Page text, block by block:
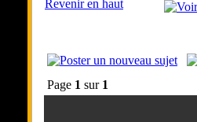
Revenir en haut
Page 1 sur 1